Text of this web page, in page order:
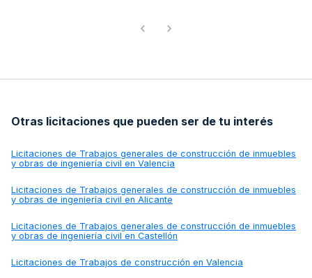
Otras licitaciones que pueden ser de tu interés
Licitaciones de Trabajos generales de construcción de inmuebles
y obras de ingeniería civil en Valencia
Licitaciones de Trabajos generales de construcción de inmuebles
y obras de ingeniería civil en Alicante
Licitaciones de Trabajos generales de construcción de inmuebles
y obras de ingeniería civil en Castellón
Licitaciones de Trabajos de construcción en Valencia